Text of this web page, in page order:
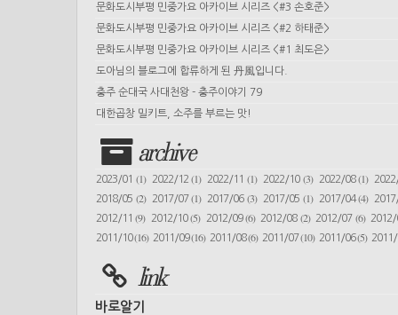
문화도시부평 민중가요 아카이브 시리즈 <#3 손호준>
문화도시부평 민중가요 아카이브 시리즈 <#2 하태준>
문화도시부평 민중가요 아카이브 시리즈 <#1 최도은>
도아님의 블로그에 합류하게 된 丹風입니다.
충주 순대국 사대천왕 - 충주이야기 79
대한곱창 밀키트, 소주를 부르는 맛!
archive
2023/01 (1) 2022/12(1) 2022/11(1) 2022/10 (3) 2022/08(1)
2018/05 (2) 2017/07(1) 2017/06(3) 2017/05 (1) 2017/04(4)
2012/11(9) 2012/10(5) 2012/09(6) 2012/08 (2) 2012/07 (6)
2011/10(16) 2011/09(16) 2011/08(6) 2011/07(10) 2011/06(5)
link
바로알기